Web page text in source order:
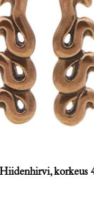
korkeus